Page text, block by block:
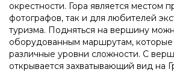
окрестности. Гора является местом
фотографов, так и для любителей
туризма. Подняться на вершину
оборудованным маршрутам,
различные уровни сложности. С
открывается захватывающий вид на